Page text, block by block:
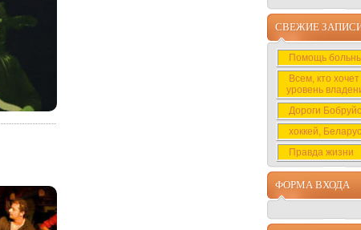
СВЕЖИЕ
Помощь
Всем, кто
уровень
Дороги
хоккей,
Правда жизни
ФОРМА ВХОДА